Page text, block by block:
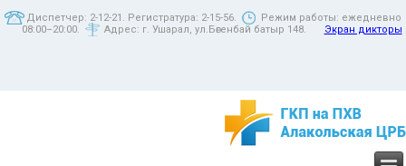
Диспетчер: 2-12-21. Регистратура: 2-15-56.
Режим работы: ежедневно
08:00–20:00.
Адрес: г. Ушарал, ул.Бөгенбай батыр 148. Экран дикторы